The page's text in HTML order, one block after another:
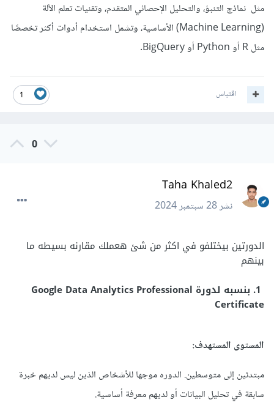
مثل نماذج التنبؤ، والتحليل الإحصائي المتقدم، وتقنيات تعلم الآلة
(Machine Learning) الأساسية، وتشمل استخدام أدوات أكثر تخصصًا
مثل R أو Python أو BigQuery.
1 اقتباس
0
Taha Khaled2
نشر28 سبتمبر 2024
الدورتين بيختلفو في اكثر من شئ هعملك مقارنه بسيطه ما
بينهم
1. بنسبه لدورة Google Data Analytics Professional
Certificate
المستوى المستهدف:
مبتدئين إلى متوسطين. الدوره موجها للأشخاص الذين ليس لديهم خبرة
سابقة في تحليل البيانات أو لديهم معرفة أساسية.